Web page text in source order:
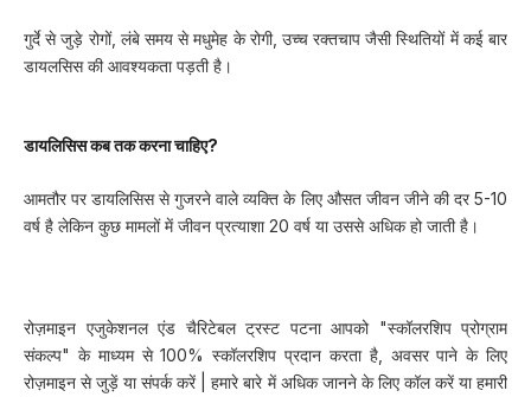
गुर्दे से जुड़े रोगों, लंबे समय से मधुमेह के रोगी, उच्च रक्तचाप जैसी स्थितियों में कई बार
डायलसिस की आवश्यकता पड़ती है।
डायलिसिस कब तक करना चाहिए?
आमतौर पर डायलिसिस से गुजरने वाले व्यक्ति के लिए औसत जीवन जीने की दर 5-10
वर्ष है लेकिन कुछ मामलों में जीवन प्रत्याशा 20 वर्ष या उससे अधिक हो जाती है।
रोज़माइन एजुकेशनल एंड चैरिटेबल ट्रस्ट पटना आपको "स्कॉलरशिप प्रोग्राम
संकल्प" के माध्यम से 100% स्कॉलरशिप प्रदान करता है, अवसर पाने के लिए
रोज़माइन से जुड़ें या संपर्क करें | हमारे बारे में अधिक जानने के लिए कॉल करें या हमारी